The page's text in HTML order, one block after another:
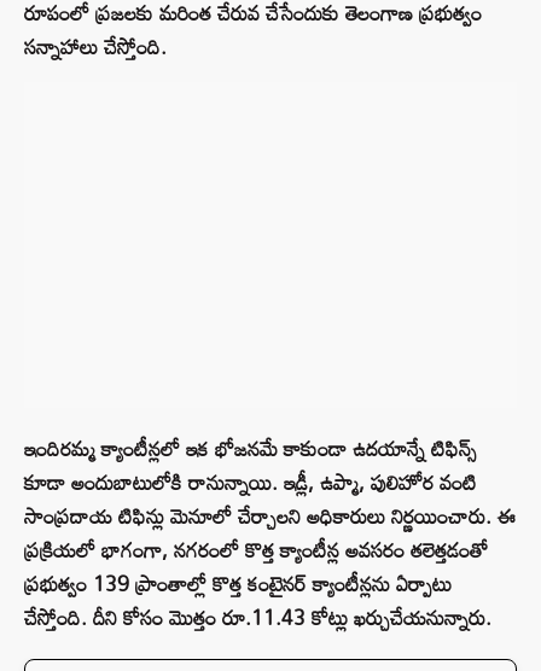
రూపంలో ప్రజలకు మరింత చేరువ చేసేందుకు తెలంగాణ ప్రభుత్వం
సన్నాహాలు చేస్తోంది.
ఇందిరమ్మ క్యాంటీన్లలో ఇక భోజనమే కాకుండా ఉదయాన్నే టిఫిన్స్
కూడా అందుబాటులోకి రానున్నాయి. ఇడ్లీ, ఉప్మా, పులిహోర వంటి
సాంప్రదాయ టిఫిన్లు మెనూలో చేర్చాలని అధికారులు నిర్ణయించారు. ఈ
ప్రక్రియలో భాగంగా, నగరంలో కొత్త క్యాంటీన్ల అవసరం తలెత్తడంతో
ప్రభుత్వం 139 ప్రాంతాల్లో కొత్త కంటైనర్ క్యాంటీన్లను ఏర్పాటు
చేస్తోంది. దీని కోసం మొత్తం రూ.11.43 కోట్లు ఖర్చుచేయనున్నారు.